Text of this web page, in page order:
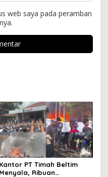
web saya pada peramban
Kantor PT Timah Beltim
Menyala, Ribuan